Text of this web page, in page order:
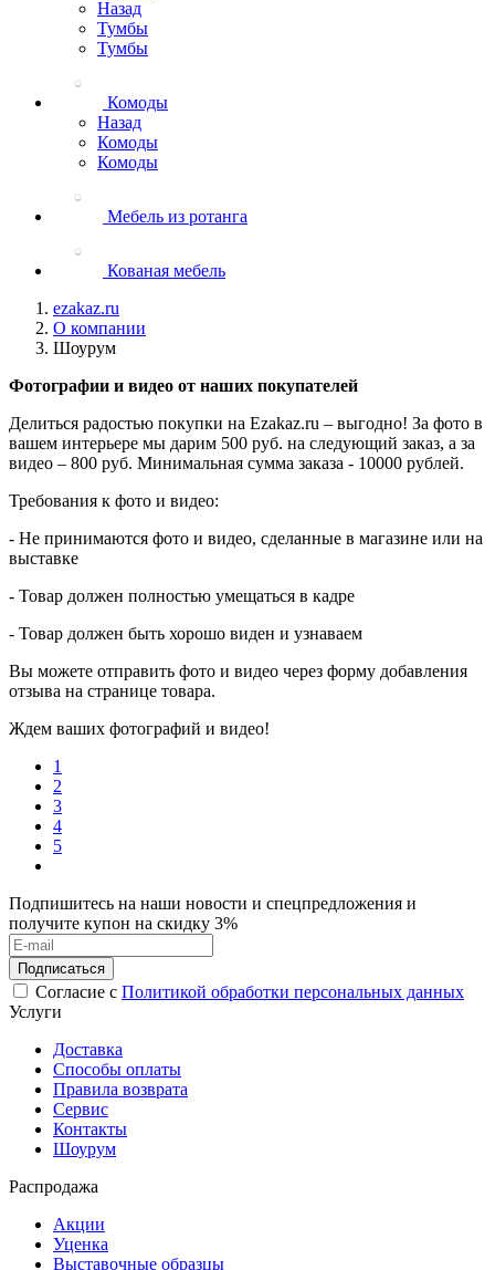
Назад
Тумбы
Тумбы
Комоды
Назад
Комоды
Комоды
Мебель из ротанга
Кованая мебель
ezakaz.ru
О компании
Шоурум
Фотографии и видео от наших покупателей
Делиться радостью покупки на Ezakaz.ru – выгодно! За фото в
вашем интерьере мы дарим 500 руб. на следующий заказ, а за
видео – 800 руб. Минимальная сумма заказа - 10000 рублей.
Требования к фото и видео:
- Не принимаются фото и видео, сделанные в магазине или на
выставке
- Товар должен полностью умещаться в кадре
- Товар должен быть хорошо виден и узнаваем
Вы можете отправить фото и видео через форму добавления
отзыва на странице товара.
Ждем ваших фотографий и видео!
1
2
3
4
5
Подпишитесь на наши новости и спецпредложения и
получите купон на скидку 3%
Подписаться
Согласие с Политикой обработки персональных данных
Услуги
Доставка
Способы оплаты
Правила возврата
Сервис
Контакты
Шоурум
Распродажа
Акции
Уценка
Выставочные образцы